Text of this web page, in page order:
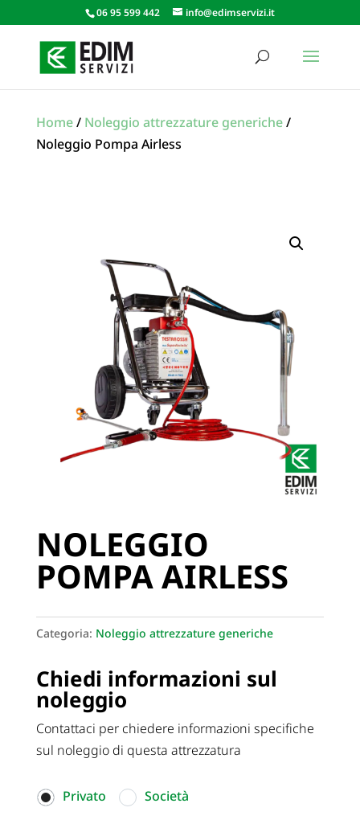
06 95 599 442 info@edimservizi.it
Home/ Noleggio attrezzature generiche/
Noleggio Pompa Airless
NOLEGGIO
POMPA AIRLESS
Categoria: Noleggio attrezzature generiche
Chiedi informazioni sul
noleggio
Contattaci per chiedere informazioni specifiche
sul noleggio di questa attrezzatura
Privato Società